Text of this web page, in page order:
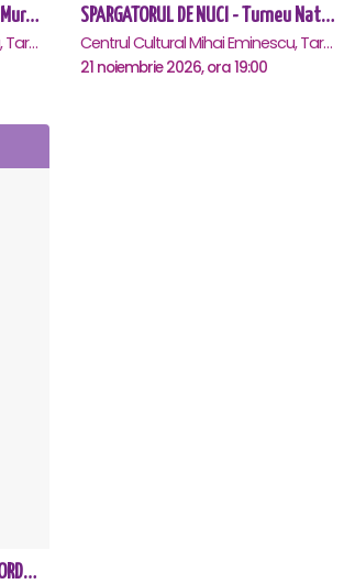
The Evolution of Magic - Targu Mures
Centrul Cultural Mihai Eminescu, Targu-Mures
SPARGATORUL DE NUCI - Turneu National - Targu Mures
Centrul Cultural Mihai Eminescu, Targu-Mures
21 noiembrie 2026, ora 19:00
REGAL VIENEZ – CONCERT EXTRAORDINAR DE CRACIUN - Targu Mures